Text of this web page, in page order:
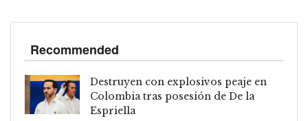
Recommended
Destruyen con explosivos peaje en
Colombia tras posesión de De la
Espriella